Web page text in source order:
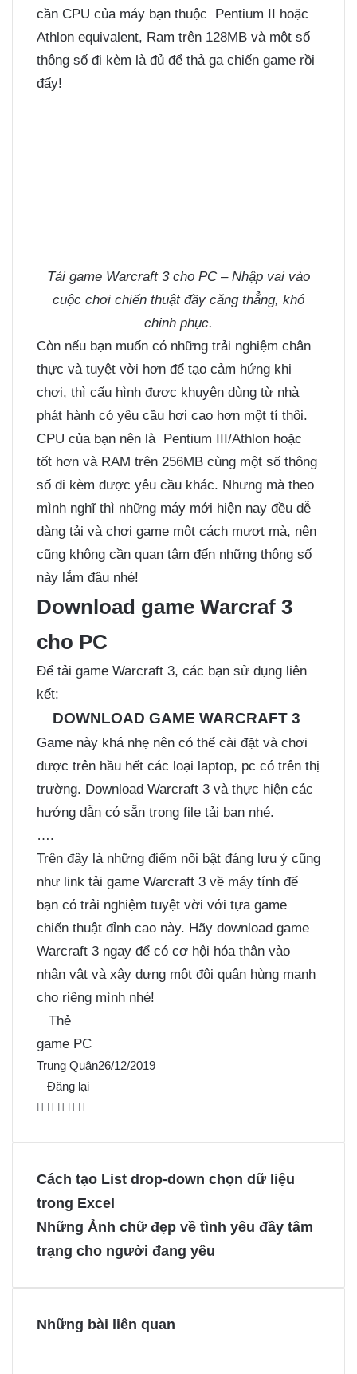
cần CPU của máy bạn thuộc Pentium II hoặc
Athlon equivalent, Ram trên 128MB và một số
thông số đi kèm là đủ để thả ga chiến game rồi
đấy!
Tải game Warcraft 3 cho PC – Nhập vai vào
cuộc chơi chiến thuật đầy căng thẳng, khó
chinh phục.
Còn nếu bạn muốn có những trải nghiệm chân
thực và tuyệt vời hơn để tạo cảm hứng khi
chơi, thì cấu hình được khuyên dùng từ nhà
phát hành có yêu cầu hơi cao hơn một tí thôi.
CPU của bạn nên là Pentium III/Athlon hoặc
tốt hơn và RAM trên 256MB cùng một số thông
số đi kèm được yêu cầu khác. Nhưng mà theo
mình nghĩ thì những máy mới hiện nay đều dễ
dàng tải và chơi game một cách mượt mà, nên
cũng không cần quan tâm đến những thông số
này lắm đâu nhé!
Download game Warcraf 3
cho PC
Để tải game Warcraft 3, các bạn sử dụng liên
kết:
DOWNLOAD GAME WARCRAFT 3
Game này khá nhẹ nên có thể cài đặt và chơi
được trên hầu hết các loại laptop, pc có trên thị
trường. Download Warcraft 3 và thực hiện các
hướng dẫn có sẵn trong file tải bạn nhé.
….
Trên đây là những điểm nổi bật đáng lưu ý cũng
như link tải game Warcraft 3 về máy tính để
bạn có trải nghiệm tuyệt vời với tựa game
chiến thuật đỉnh cao này. Hãy download game
Warcraft 3 ngay để có cơ hội hóa thân vào
nhân vật và xây dựng một đội quân hùng mạnh
cho riêng mình nhé!
Thẻ
game PC
Trung Quân26/12/2019
Đăng lại
F
o
o
k
X P
r
e
s
M
e
n
g
e
e
n
g
e
Cách tạo List drop-down chọn dữ liệu
trong Excel
Những Ảnh chữ đẹp về tình yêu đầy tâm
trạng cho người đang yêu
Những bài liên quan